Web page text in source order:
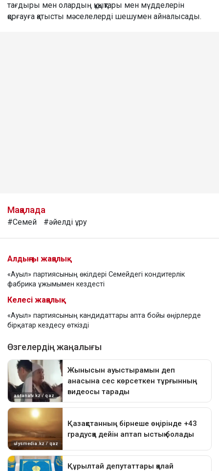
тағдыры мен олардың құқықтары мен мүдделерін
қорғауға қатысты мәселелерді шешумен айналысады.
Мақалада
#Семей #әйелді ұру
Алдыңғы жаңалық
«Ауыл» партиясының өкілдері Семейдегі кондитерлік
фабрика ұжымымен кездесті
Келесі жаңалық
«Ауыл» партиясының кандидаттары апта бойы өңірлерде
бірқатар кездесу өткізді